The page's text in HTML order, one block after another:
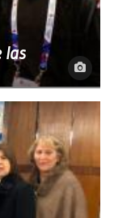
las